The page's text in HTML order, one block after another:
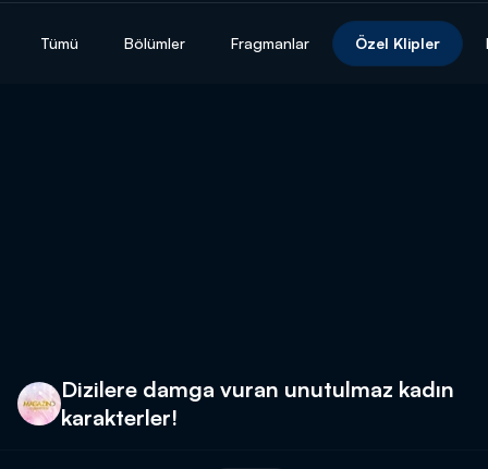
Tümü Bölümler Fragmanlar Özel Klipler
Dizilere damga vuran unutulmaz kadın
karakterler!